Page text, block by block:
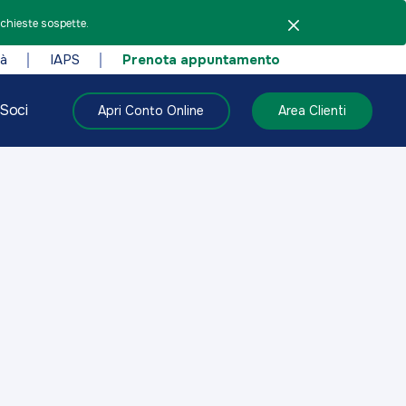
sospette.
IAPS Prenota appuntamento
Soci Apri Conto Online Area Clienti